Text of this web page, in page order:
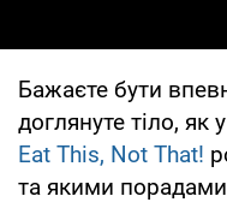
Бажаєте бути
доглянуте тіло, як
Eat This, Not That!
та якими